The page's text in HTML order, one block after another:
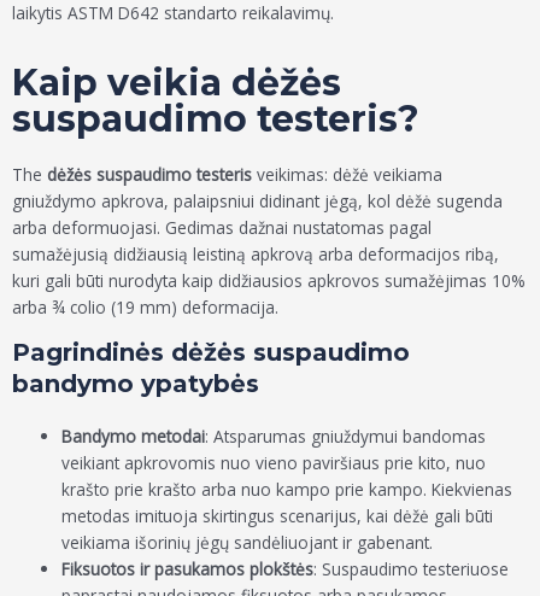
laikytis ASTM D642 standarto reikalavimų.
Kaip veikia dėžės
suspaudimo testeris?
The dėžės suspaudimo testeris veikimas: dėžė veikiama
gniuždymo apkrova, palaipsniui didinant jėgą, kol dėžė sugenda
arba deformuojasi. Gedimas dažnai nustatomas pagal
sumažėjusią didžiausią leistiną apkrovą arba deformacijos ribą,
kuri gali būti nurodyta kaip didžiausios apkrovos sumažėjimas 10%
arba ¾ colio (19 mm) deformacija.
Pagrindinės dėžės suspaudimo
bandymo ypatybės
Bandymo metodai: Atsparumas gniuždymui bandomas
veikiant apkrovomis nuo vieno paviršiaus prie kito, nuo
krašto prie krašto arba nuo kampo prie kampo. Kiekvienas
metodas imituoja skirtingus scenarijus, kai dėžė gali būti
veikiama išorinių jėgų sandėliuojant ir gabenant.
Fiksuotos ir pasukamos plokštės: Suspaudimo testeriuose